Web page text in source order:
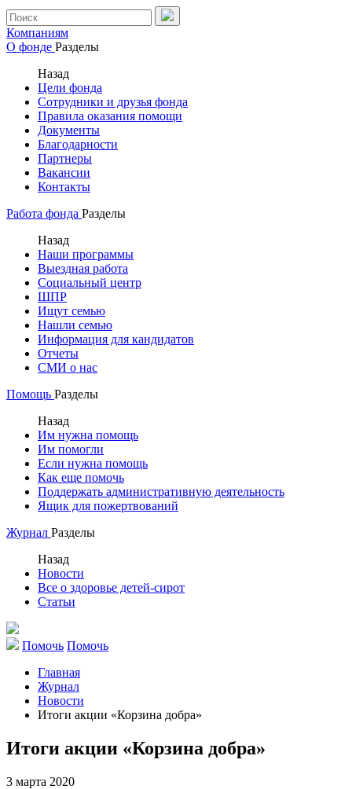
Компаниям
О фонде Разделы
Назад
Цели фонда
Сотрудники и друзья фонда
Правила оказания помощи
Документы
Благодарности
Партнеры
Вакансии
Контакты
Работа фонда Разделы
Назад
Наши программы
Выездная работа
Социальный центр
ШПР
Ищут семью
Нашли семью
Информация для кандидатов
Отчеты
СМИ о нас
Помощь Разделы
Назад
Им нужна помощь
Им помогли
Если нужна помощь
Как еще помочь
Поддержать административную деятельность
Ящик для пожертвований
Журнал Разделы
Назад
Новости
Все о здоровье детей-сирот
Статьи
Помочь Помочь
Главная
Журнал
Новости
Итоги акции «Корзина добра»
Итоги акции «Корзина добра»
3 марта 2020